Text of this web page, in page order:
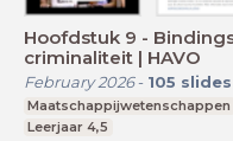
Hoofdstuk 9 -
criminaliteit | HAVO
February 2026- 105 slides
Maatschappijwetenschappen
Leerjaar 4,5